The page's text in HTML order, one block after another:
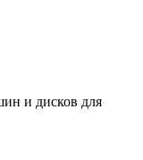
и дисков для